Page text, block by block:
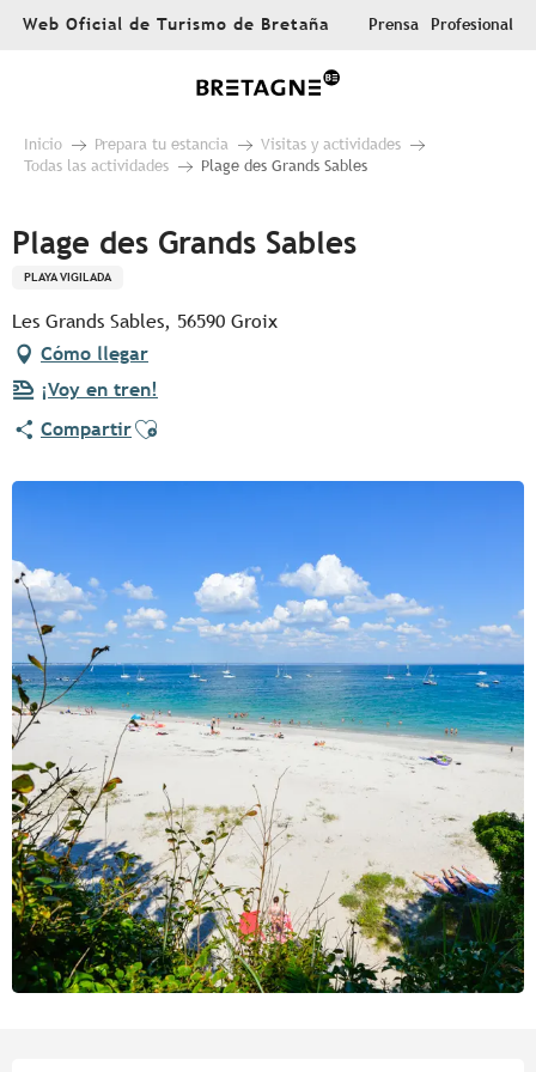
AllerWeb Oficial de Turismo de Bretaña Prensa Profesional
Inicio Prepara tu estancia
Visitas y actividades
Todas las actividades
Plage des Grands Sables
Plage des Grands Sables
PLAYA VIGILADA
Les Grands Sables, 56590 Groix
Cómo llegar
¡Voy en tren!
CompartirAjouter aux favoris